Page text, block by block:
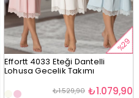
%29
Effortt 4033 Eteği Dantelli
Lohusa Gecelik Takımı
₺1.079,90
₺1.529,90